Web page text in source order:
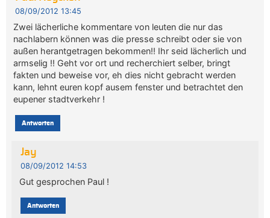
08/09/2012 13:45
Zwei lächerliche kommentare von leuten die nur das
nachlabern können was die presse schreibt oder sie von
außen herantgetragen bekommen!! Ihr seid lächerlich und
armselig !! Geht vor ort und recherchiert selber, bringt
fakten und beweise vor, eh dies nicht gebracht werden
kann, lehnt euren kopf ausem fenster und betrachtet den
eupener stadtverkehr !
Antworten
Jay
08/09/2012 14:53
Gut gesprochen Paul !
Antworten